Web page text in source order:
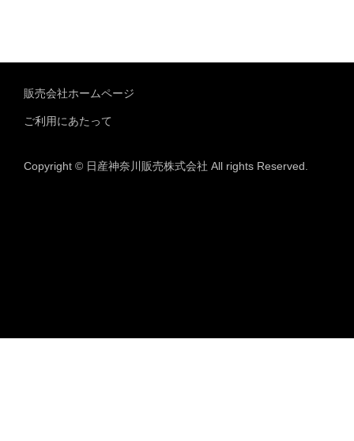
販売会社ホームページ
ご利用にあたって
Copyright © 日産神奈川販売株式会社 All rights Reserved.